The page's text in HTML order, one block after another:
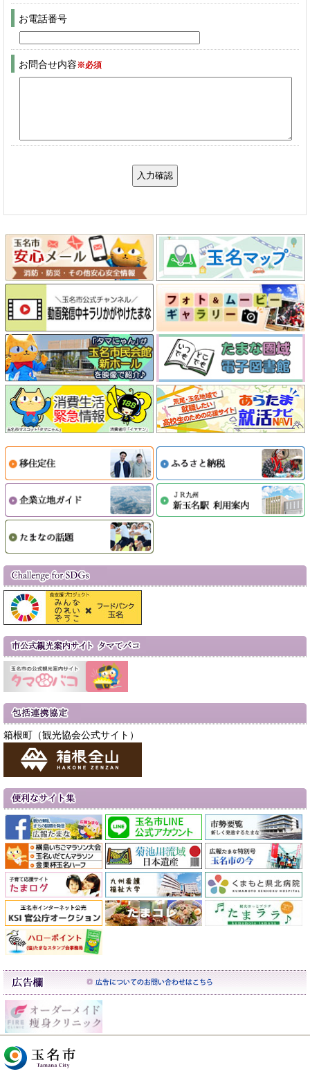
お電話番号
お問合せ内容※必須
箱根町（観光協会公式サイト）